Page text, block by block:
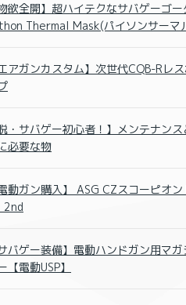
物欲全開】超ハイテクなサバゲーゴ
Thermal Mask(パイソンサーマ
エアガンカスタム】次世代CQB-Rレ
脱・サバゲー初心者！】メンテナンス
必要な物
電動ガン購入】 ASG CZスコーピオン
2nd
サバゲー装備】電動ハンドガン用マ
【電動USP】